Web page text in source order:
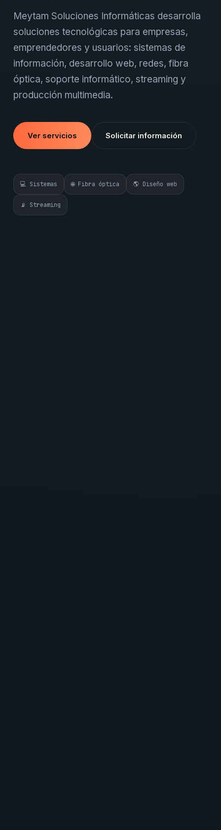
Meytam Soluciones Informáticas desarrolla
soluciones tecnológicas para empresas,
emprendedores y usuarios: sistemas de
información, desarrollo web, redes, fibra
óptica, soporte informático, streaming y
producción multimedia.
Ver servicios Solicitar información
💻 Sistemas 🌐 Fibra óptica 🌎 Diseño web
📡 Streaming